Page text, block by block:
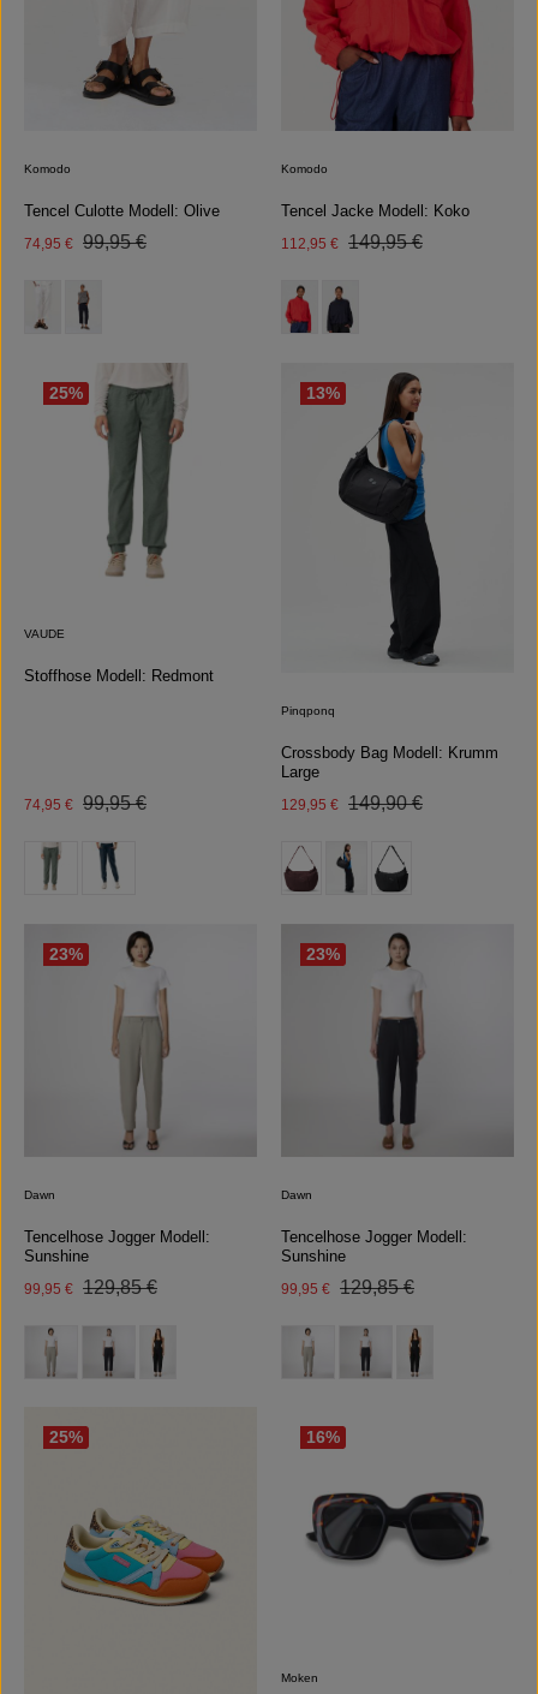
Komodo
Tencel Culotte Modell: Olive
Verkaufspreis:
74,95 € Regulärer Preis:
99,95 €
Farbeauswählen
Komodo
Tencel Jacke Modell: Koko
Verkaufspreis:
112,95 € Regulärer Preis:
149,95 €
Farbeauswählen
(Diese Option ist zurzeit nicht
25%
VAUDE
Stoffhose Modell: Redmont
Verkaufspreis:
74,95 € Regulärer Preis:
99,95 €
Farbe auswählen
(Diese Option ist zurzeit nicht verfügbar.)
13%
Pinqponq
Crossbody Bag Modell: Krumm
Large
Verkaufspreis:
129,95 € Regulärer Preis:
149,90 €
Farbe auswählen
23%
Dawn
Tencelhose Jogger Modell:
Sunshine
Verkaufspreis:
99,95 € Regulärer Preis:
129,85 €
Farbe auswählen
23%
Dawn
Tencelhose Jogger Modell:
Sunshine
Verkaufspreis:
99,95 € Regulärer Preis:
129,85 €
Farbe auswählen
25% 16%
Moken